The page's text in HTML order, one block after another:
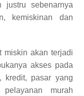
justru sebenarnya
kemiskinan dan
miskin akan terjadi
akses pada
kredit, pasar yang
murah